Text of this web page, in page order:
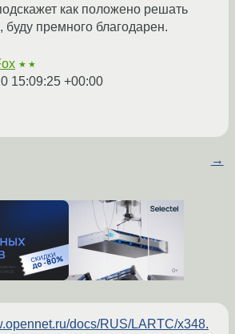
как положено решать
премного благодарен.
★★
15:09:25 +00:00
→
docs/RUS/LARTC/x348.